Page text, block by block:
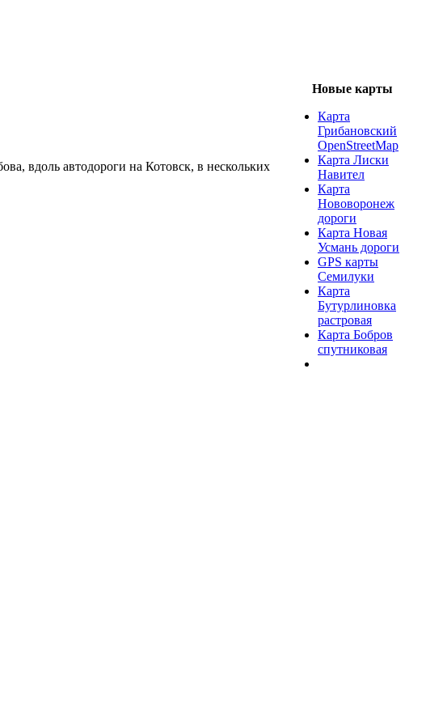
вдоль автодороги на Котовск, в нескольких
Новые карты
Карта
Грибановский
OpenStreetMap
Карта Лиски
Навител
Карта
Нововоронеж
дороги
Карта Новая
Усмань дороги
GPS карты
Семилуки
Карта
Бутурлиновка
растровая
Карта Бобров
спутниковая